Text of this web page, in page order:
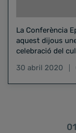
La Conferència
aquest dijous
celebració del
30 abril 2020
01